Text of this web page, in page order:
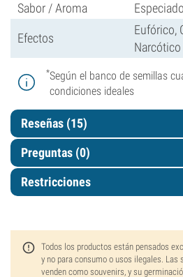
Sabor / Aroma
Efectos
Eufórico,
Narcótico
*Según el banco de semillas
condiciones ideales
Reseñas (15)
Preguntas (0)
Restricciones
Todos los productos están pensados
y no para consumo o usos ilegales. Las
venden como souvenirs, y su